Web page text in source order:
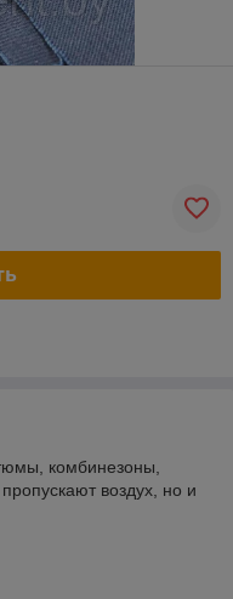
комбинезоны,
воздух, но и